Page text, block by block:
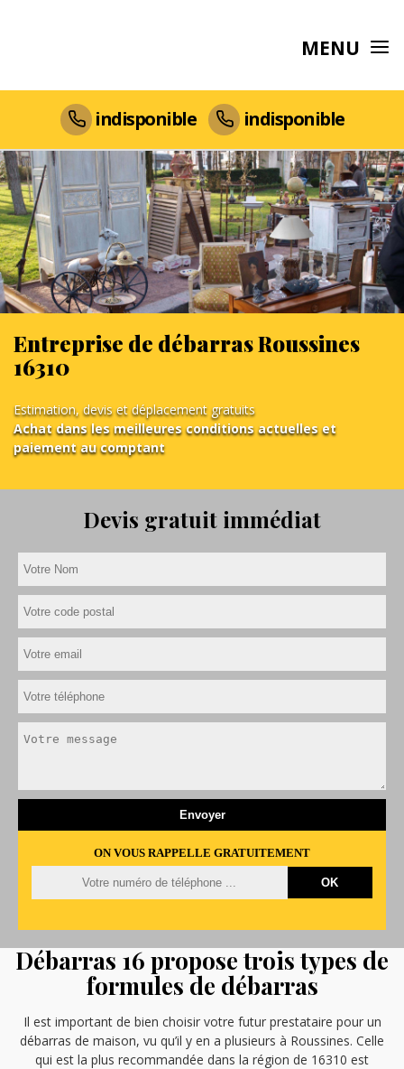
MENU
indisponible indisponible
Entreprise de débarras Roussines
16310
Estimation, devis et déplacement gratuits
Achat dans les meilleures conditions actuelles et
paiement au comptant
Devis gratuit immédiat
ON VOUS RAPPELLE GRATUITEMENT
Débarras 16 propose trois types de
formules de débarras
Il est important de bien choisir votre futur prestataire pour un
débarras de maison, vu qu’il y en a plusieurs à Roussines. Celle
qui est la plus recommandée dans la région de 16310 est